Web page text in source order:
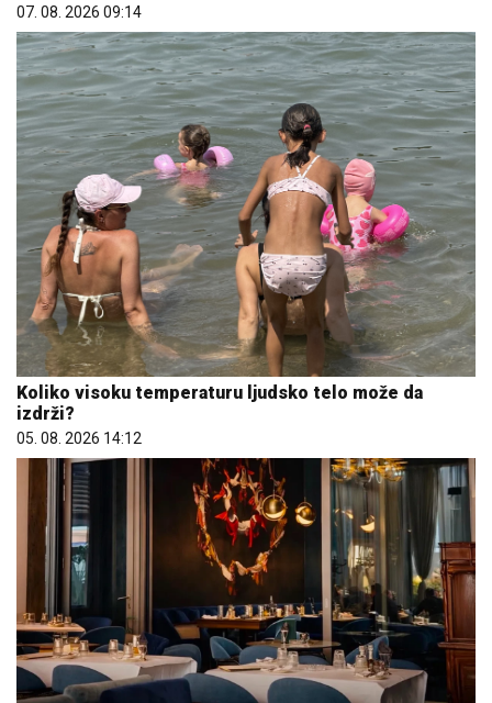
07. 08. 2026 09:14
Koliko visoku temperaturu ljudsko telo može da
izdrži?
05. 08. 2026 14:12